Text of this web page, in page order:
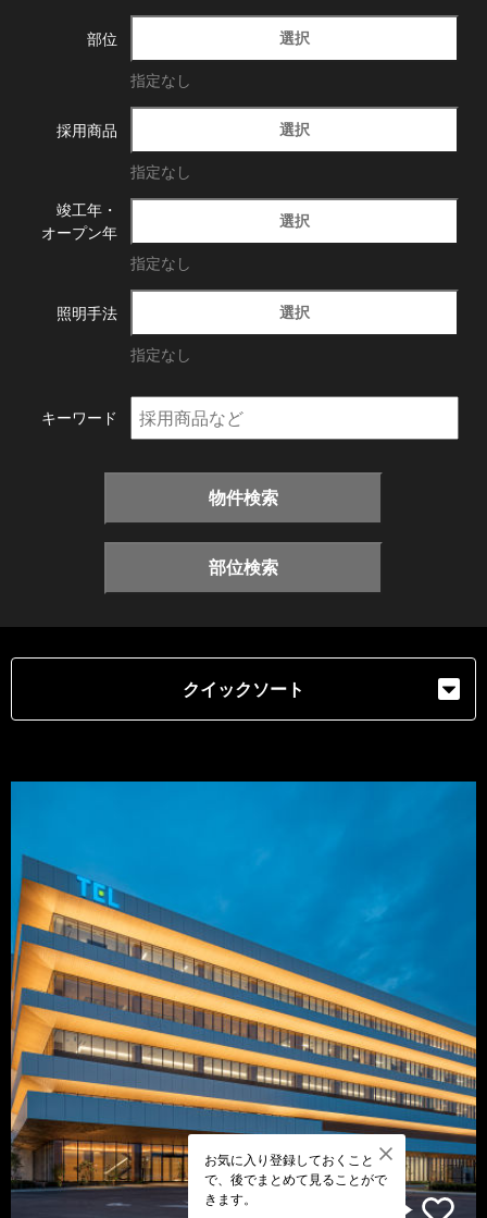
部位 選択
指定なし
採用商品 選択
指定なし
竣工年・
オープン年
選択
指定なし
照明手法 選択
指定なし
キーワード
物件検索
部位検索
クイックソート
お気に入り登録しておくこと
で、後でまとめて見ることがで
きます。